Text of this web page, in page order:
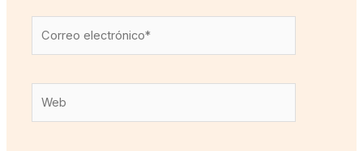
electrónico*